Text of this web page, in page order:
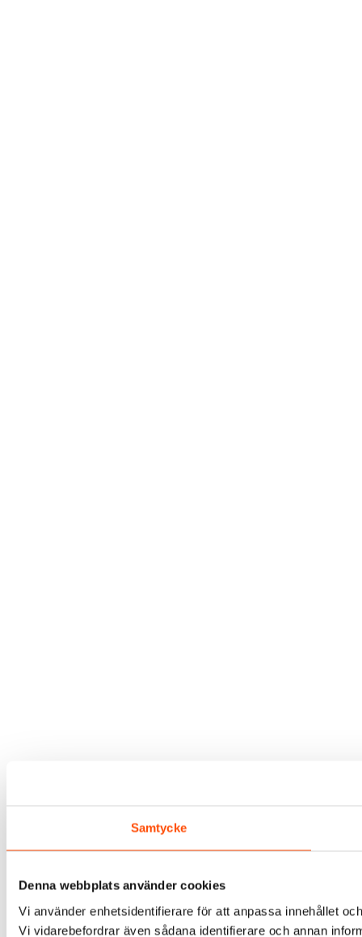
Samtycke
Denna webbplats använder cookies
Vi använder enhetsidentifierare för att anpassa innehållet
Vi vidarebefordrar även sådana identifierare och annan